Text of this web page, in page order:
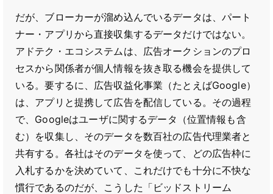
だが、ブローカーが溜め込んでいるデータは、パート
ナー・アプリから直接収集するデータだけではない。
アドテク・エコシステムは、広告オークションのプロ
セスから関係者が個人情報を抜き取る機会を提供して
いる。要するに、広告収益化事業（たとえばGoogle）
は、アプリと提携して広告を配信している。その過程
で、Googleはユーザに関するデータ（位置情報も含
む）を収集し、そのデータを数百社の広告代理業者と
共有する。各社はそのデータを使って、どの広告枠に
入札するかを決めていて、これだけでも十分に不快な
慣行であるのだが、こうした「ビッドストリーム